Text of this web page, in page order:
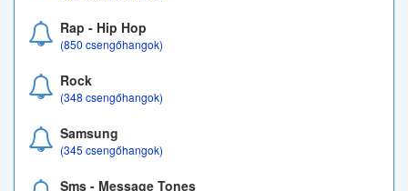
Rap - Hip Hop
(850 csengőhangok)
Rock
(348 csengőhangok)
Samsung
(345 csengőhangok)
Sms - Message Tones